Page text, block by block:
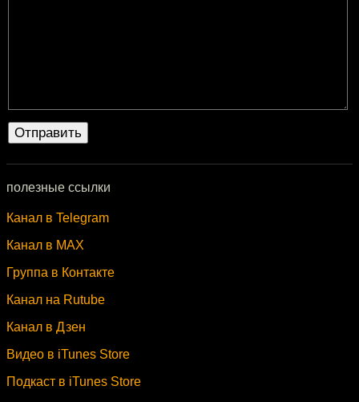
полезные ссылки
Канал в Telegram
Канал в MAX
Группа в Контакте
Канал на Rutube
Канал в Дзен
Видео в iTunes Store
Подкаст в iTunes Store